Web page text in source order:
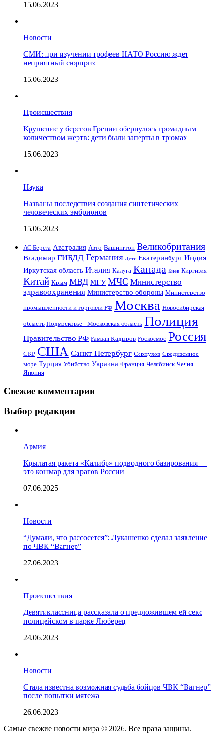
15.06.2023
Новости
СМИ: при изучении трофеев НАТО Россию ждет
неприятный сюрприз
15.06.2023
Происшествия
Крушение у берегов Греции обернулось громадным
количеством жертв: дети были заперты в трюмах
15.06.2023
Наука
Названы последствия создания синтетических
человеческих эмбрионов
15.06.2023
АО Берега Австралия Авто Вашингтон Великобритания
Владимир ГИБДД Германия Дети Екатеринбург Индия
Иркутская область Италия Калуга Канада Киев Киргизия
Китай Крым МВД МГУ МЧС Министерство
здравоохранения Министерство обороны Министерство
промышленности и торговли РФ Москва Новосибирская
область Подмосковье - Московская область Полиция
Правительство РФ Рамзан Кадыров Роскосмос Россия
СКР США Санкт-Петербург Серпухов Средиземное
море Турция Убийство Украина Франция Челябинск Чечня
Япония
Свежие комментарии
Выбор редакции
Армия
Крылатая ракета «Калибр» подводного базирования —
это кошмар для врагов России
07.06.2025
Новости
“Думали, что рассосется”: Лукашенко сделал заявление
по ЧВК “Вагнер”
27.06.2023
Происшествия
Девятиклассница рассказала о предложившем ей секс
полицейском в парке Люберец
24.06.2023
Новости
Стала известна возможная судьба бойцов ЧВК “Вагнер”
после попытки мятежа
26.06.2023
Самые свежие новости мира © 2026. Все права защины.